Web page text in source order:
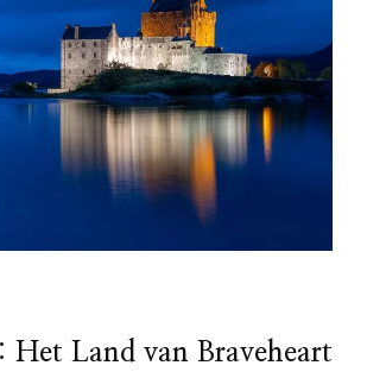
Het Land van Braveheart